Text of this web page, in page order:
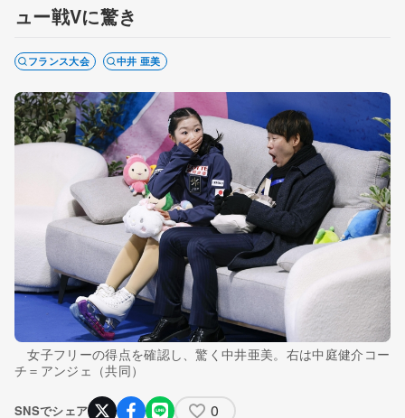
ュー戦Vに驚き
フランス大会 中井 亜美
女子フリーの得点を確認し、驚く中井亜美。右は中庭健介コー
チ＝アンジェ（共同）
SNSでシェア 0